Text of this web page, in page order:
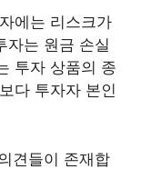
에는 리스크가
자는 원금 손실
투자 상품의 종
다 투자자 본인
견들이 존재합